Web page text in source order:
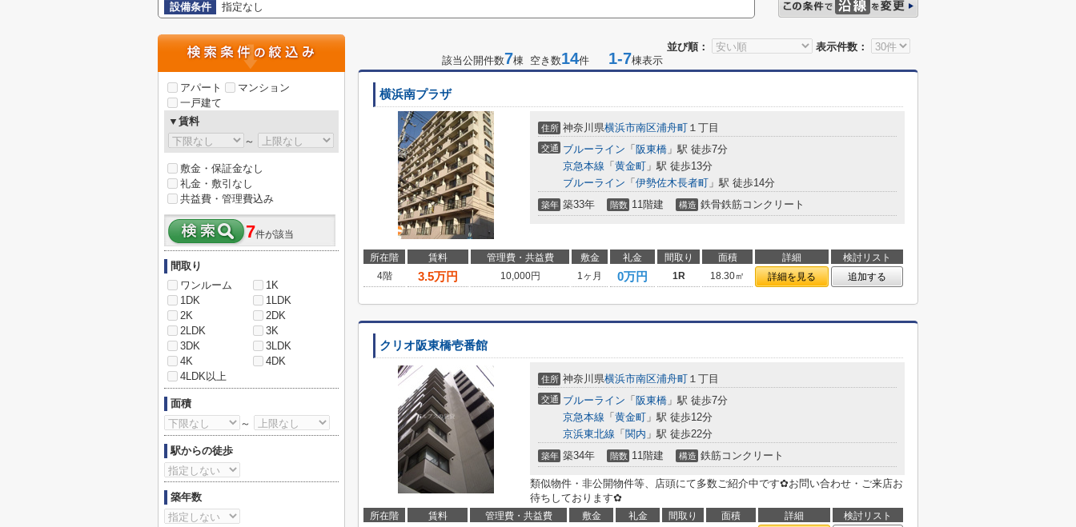
設備条件
指定なし
並び順：
表示件数：
該当公開件数7棟 空き数14件 1-7棟表示
横浜南プラザ
住所 神奈川県横浜市南区浦舟町 １丁目
交通 ブルーライン 「 阪東橋 」駅 徒歩7分
京急本線 「 黄金町 」駅 徒歩13分
ブルーライン 「 伊勢佐木長者町 」駅 徒歩14分
築年 築33年 階数 11階建 構造 鉄骨鉄筋コンクリート
所在階 賃料 管理費・共益費 敷金 礼金 間取り 面積 詳細
検討リスト
4階
3.5万円 10,000円 1ヶ月 0万円 1R 18.30㎡ 詳細を見る 追加する
クリオ阪東橋壱番館
住所 神奈川県横浜市南区浦舟町 １丁目
交通 ブルーライン 「 阪東橋 」駅 徒歩7分
京急本線 「 黄金町 」駅 徒歩12分
京浜東北線 「 関内 」駅 徒歩22分
築年 築34年 階数 11階建 構造 鉄筋コンクリート
類似物件・非公開物件等、店頭にて多数ご紹介中です✿お問い合わせ・ご来店お
待ちしております✿
所在階 賃料 管理費・共益費 敷金 礼金 間取り 面積 詳細
検討リスト
アパート
マンション
一戸建て
▼賃料
～
敷金・保証金なし
礼金・敷引なし
共益費・管理費込み
7件が該当
間取り
ワンルーム
1K
1DK
1LDK
2K
2DK
2LDK
3K
3DK
3LDK
4K
4DK
4LDK以上
面積
～
駅からの徒歩
築年数